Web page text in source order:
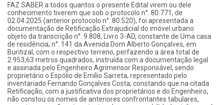
FAZ SABER a todos quantos o presente Edital virem ou dele
conhecimento tiverem que sob o protocolo n°. 80.771, de
02.04.2025 (anterior protocolo n°..80.520), foi apresentada a
documentação de Retificação Extrajudicial do imóvel urbano
objeto da transcrição n°. 9.808, Livro 3-AD, constante de Uma casa
de residência, n°. 141 da Avenida Dom Alberto Gonçalves, em
Buritizal, com o respectivo terreno, perfazendo a área total de
2.953,63 metros quadrados, instruída com a documentação legal
e assinada pelo Engenheiro Agrimensor Responsável, sendo
proprietário o Espólio de Emílio Sarreta, representado pelo
inventariado Fernando Gonçalves Costa, constando que na citada
Retificação, com a justificativa dos proprietários e do Engenheiro,
não constou os nomes de anteriores confrontantes tabulares,